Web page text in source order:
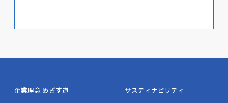
企業理念 めざす道
サスティナビリティ